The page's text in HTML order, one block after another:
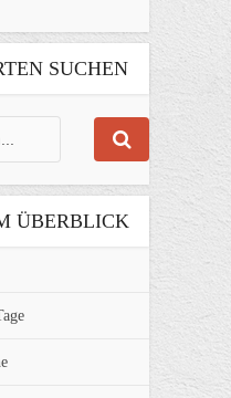
SUCHEN
ÜBERBLICK